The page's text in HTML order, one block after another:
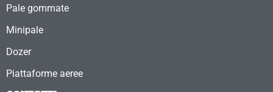
Pale gommate
Minipale
Dozer
Piattaforme aeree